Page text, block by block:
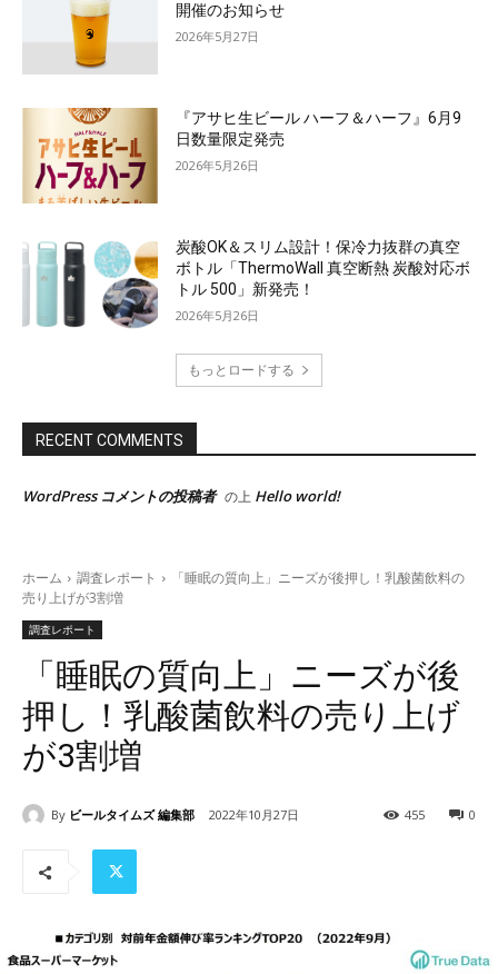
開催のお知らせ
2026年5月27日
『アサヒ生ビール ハーフ＆ハーフ』6月9
日数量限定発売
2026年5月26日
炭酸OK＆スリム設計！保冷力抜群の真空
ボトル「ThermoWall 真空断熱 炭酸対応ボ
トル 500」新発売！
2026年5月26日
もっとロードする
RECENT COMMENTS
WordPress コメントの投稿者 の上 Hello world!